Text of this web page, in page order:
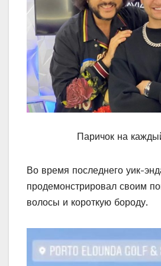
Паричок на
Во время последнего уик-
продемонстрировал своим
волосы и короткую бороду.